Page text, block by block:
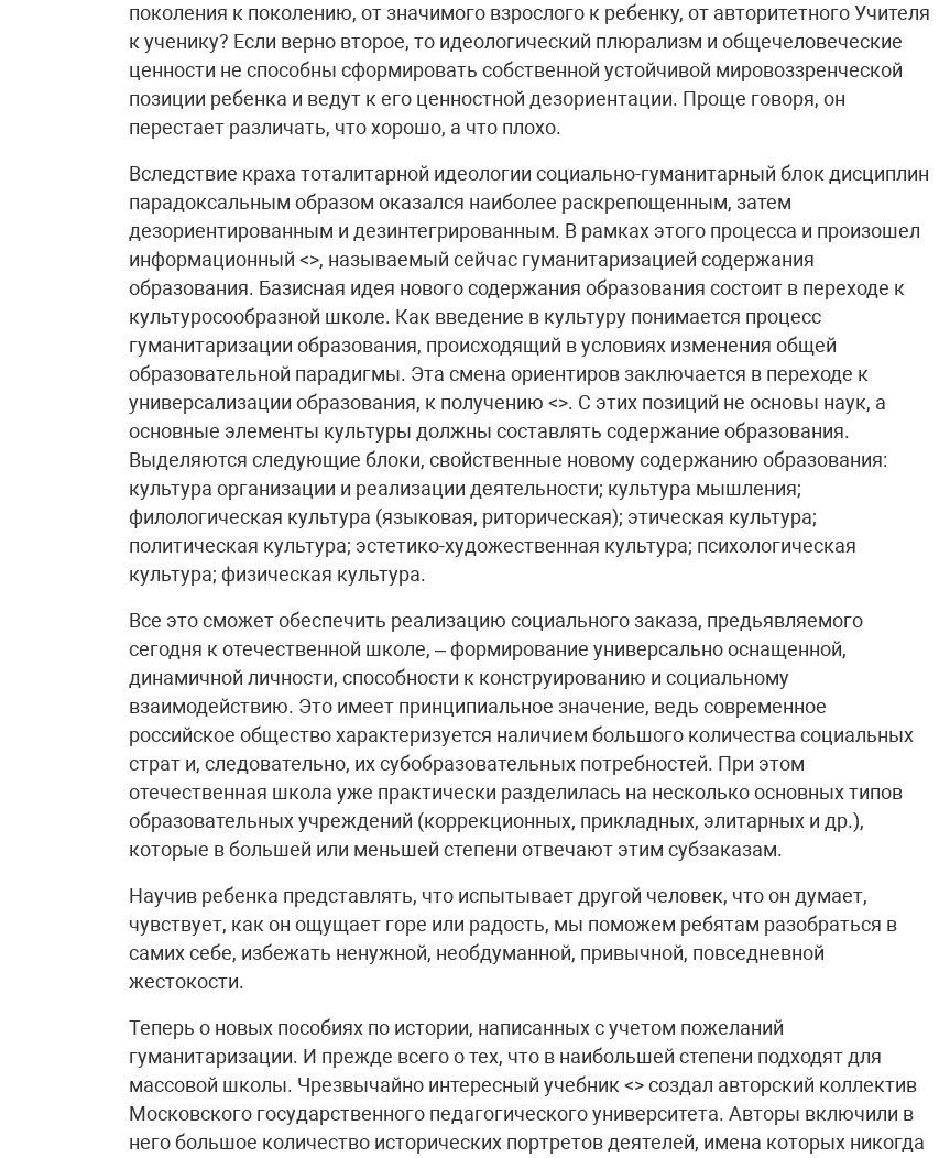
поколения к поколению, от значимого взрослого к ребенку, от авторитетного Учителя
к ученику? Если верно второе, то идеологический плюрализм и общечеловеческие
ценности не способны сформировать собственной устойчивой мировоззренческой
позиции ребенка и ведут к его ценностной дезориентации. Проще говоря, он
перестает различать, что хорошо, а что плохо.
Вследствие краха тоталитарной идеологии социально-гуманитарный блок дисциплин
парадоксальным образом оказался наиболее раскрепощенным, затем
дезориентированным и дезинтегрированным. В рамках этого процесса и произошел
информационный <>, называемый сейчас гуманитаризацией содержания
образования. Базисная идея нового содержания образования состоит в переходе к
культуросообразной школе. Как введение в культуру понимается процесс
гуманитаризации образования, происходящий в условиях изменения общей
образовательной парадигмы. Эта смена ориентиров заключается в переходе к
универсализации образования, к получению <>. С этих позиций не основы наук, а
основные элементы культуры должны составлять содержание образования.
Выделяются следующие блоки, свойственные новому содержанию образования:
культура организации и реализации деятельности; культура мышления;
филологическая культура (языковая, риторическая); этическая культура;
политическая культура; эстетико-художественная культура; психологическая
культура; физическая культура.
Все это сможет обеспечить реализацию социального заказа, предьявляемого
сегодня к отечественной школе, – формирование универсально оснащенной,
динамичной личности, способности к конструированию и социальному
взаимодействию. Это имеет принципиальное значение, ведь современное
российское общество характеризуется наличием большого количества социальных
страт и, следовательно, их субобразовательных потребностей. При этом
отечественная школа уже практически разделилась на несколько основных типов
образовательных учреждений (коррекционных, прикладных, элитарных и др.),
которые в большей или меньшей степени отвечают этим субзаказам.
Научив ребенка представлять, что испытывает другой человек, что он думает,
чувствует, как он ощущает горе или радость, мы поможем ребятам разобраться в
самих себе, избежать ненужной, необдуманной, привычной, повседневной
жестокости.
Теперь о новых пособиях по истории, написанных с учетом пожеланий
гуманитаризации. И прежде всего о тех, что в наибольшей степени подходят для
массовой школы. Чрезвычайно интересный учебник <> создал авторский коллектив
Московского государственного педагогического университета. Авторы включили в
него большое количество исторических портретов деятелей, имена которых никогда